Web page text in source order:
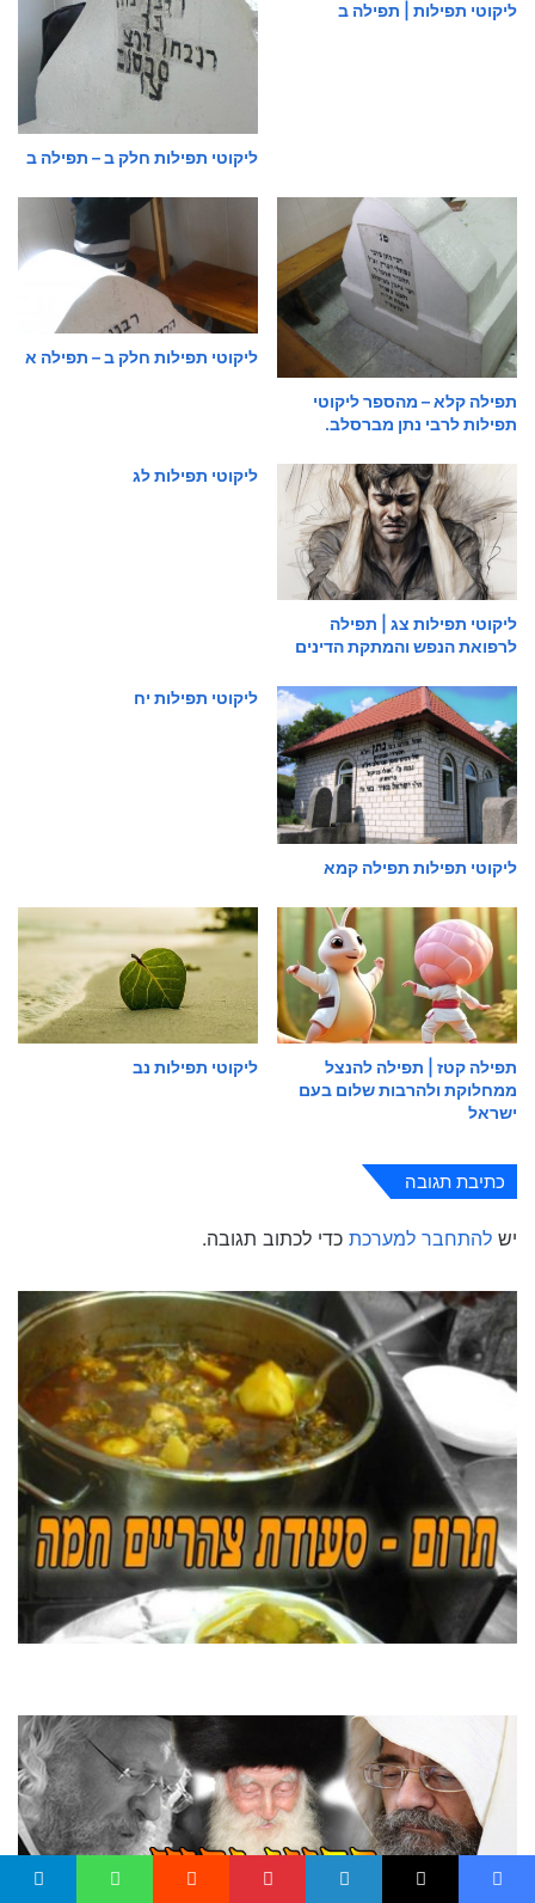
ליקוטי תפילות | תפילה ב
ליקוטי תפילות חלק ב – תפילה ב
תפילה קלא – מהספר ליקוטי
תפילות לרבי נתן מברסלב.
ליקוטי תפילות חלק ב – תפילה א
ליקוטי תפילות צג | תפילה
לרפואת הנפש והמתקת הדינים
ליקוטי תפילות לג
ליקוטי תפילות תפילה קמא
ליקוטי תפילות יח
תפילה קטז | תפילה להנצל
ממחלוקת ולהרבות שלום בעם
ישראל
ליקוטי תפילות נב
כתיבת תגובה
יש להתחבר למערכת כדי לכתוב תגובה.